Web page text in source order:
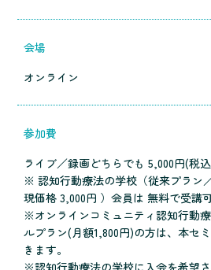
会場
オンライン
参加費
ライブ／録画どちらでも 5,000円(税
※ 認知行動療法の学校（従来プラン
現価格 3,000円 ）会員は 無料で受講可
※オンラインコミュニティ認知行動
ルプラン(月額1,800円)の方は、本セ
きます。
※認知行動療法の学校に入会を希望